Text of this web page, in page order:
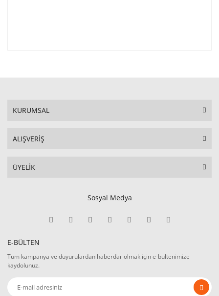
KURUMSAL
ALIŞVERİŞ
ÜYELİK
Sosyal Medya
E-BÜLTEN
Tüm kampanya ve duyurulardan haberdar olmak için e-bültenimize
kaydolunuz.